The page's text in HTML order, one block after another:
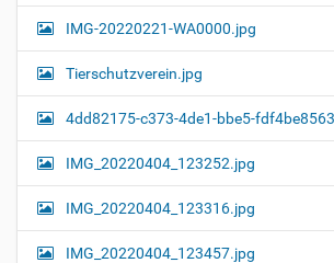
i
l
r
i
g
a
t
i
o
n
IMG-20220221-WA0000.jpg
Tierschutzverein.jpg
4dd82175-c373-4de1-bbe5-
IMG_20220404_123252.jpg
IMG_20220404_123316.jpg
IMG_20220404_123457.jpg